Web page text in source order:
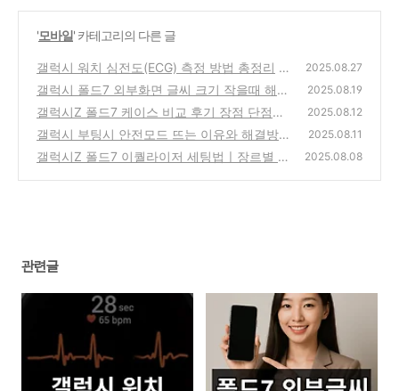
'모바일' 카테고리의 다른 글
갤럭시 워치 심전도(ECG) 측정 방법 총정리
(3)
2025.08.27
갤럭시 폴드7 외부화면 글씨 크기 작을때 해결
방법
(6)
2025.08.19
갤럭시Z 폴드7 케이스 비교 후기 장점 단점ㅣ
UAG, 삼성정품 아라미드, 벤크스 리뷰
(7)
2025.08.12
갤럭시 부팅시 안전모드 뜨는 이유와 해결방법
(7)
2025.08.11
갤럭시Z 폴드7 이퀄라이저 세팅법ㅣ장르별 세
2025.08.08
관련글